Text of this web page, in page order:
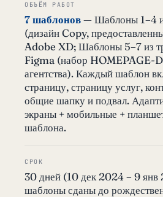
ОБЪЁМ РАБОТ
7 шаблонов— Шаблоны 1–4
(дизайн Copy,
Adobe XD; Шаблоны 5–7 из
Figma (набор HOMEPAGE-
агентства). Каждый шаблон
страницу, страницу услуг,
общие шапку и подвал.
экраны + мобильные +
шаблона.
СРОК
30 дней (10 дек 2024 – 9 янв
шаблоны сданы до